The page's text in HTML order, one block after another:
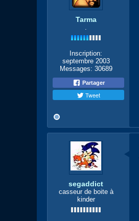
Tarma
.
Inscription:
septembre 2003
Messages: 30689
Partager
Tweet
segaddict
casseur de boite à
kinder